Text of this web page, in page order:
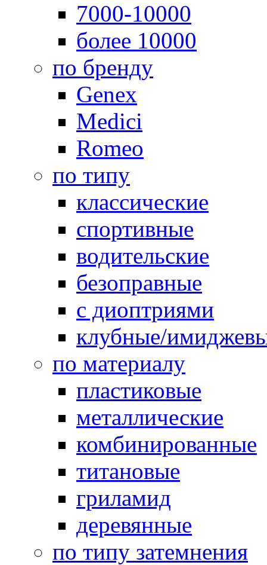
7000-10000
более 10000
по бренду
Genex
Medici
Romeo
по типу
классические
спортивные
водительские
безоправные
с диоптриями
клубные/
по материалу
пластиковые
металлические
комбинированные
титановые
гриламид
деревянные
по типу затемнения